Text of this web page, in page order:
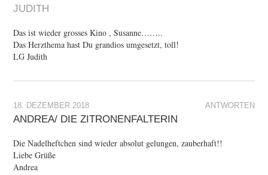
JUDITH
Das ist wieder grosses Kino , Susanne……..
Das Herzthema hast Du grandios umgesetzt, toll!
LG Judith
ANTWORTEN
18. DEZEMBER 2018
ANDREA/ DIE ZITRONENFALTERIN
Die Nadelheftchen sind wieder absolut gelungen, zauberhaft!!
Liebe Grüße
Andrea